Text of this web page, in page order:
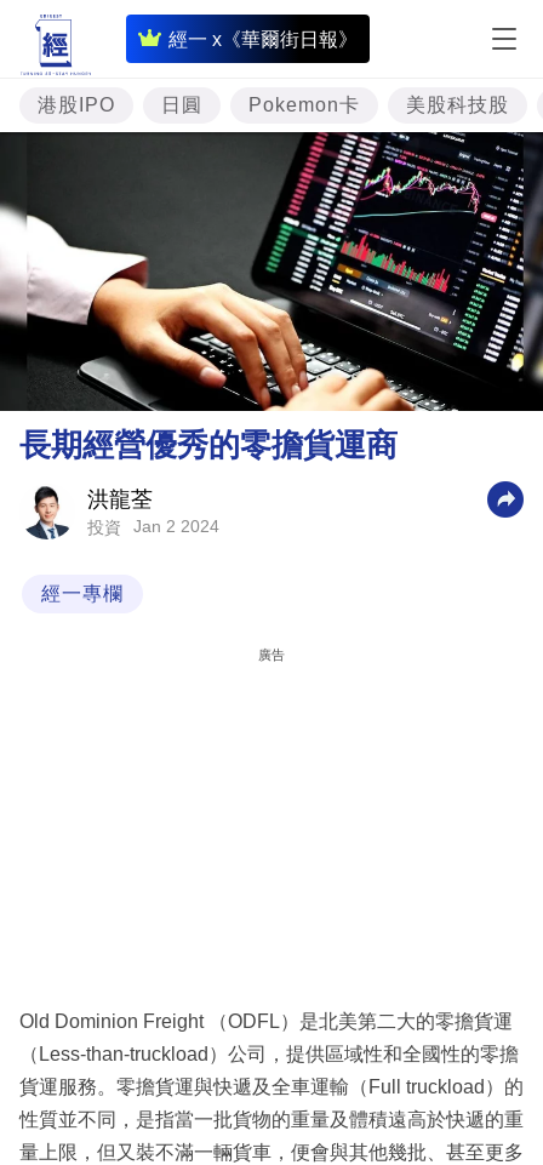
經一 x《華爾街日報》
即
時
財
經
資
樓
市
理
財
商
業
閱
專
區
港股IPO 日圓 Pokemon卡 美股科技股
長期經營優秀的零擔貨運商
洪龍荃
投資 Jan 2 2024
經一專欄
廣告
Old Dominion Freight （ODFL）是北美第二大的零擔貨運
（Less-than-truckload）公司，提供區域性和全國性的零擔
貨運服務。零擔貨運與快遞及全車運輸（Full truckload）的
性質並不同，是指當一批貨物的重量及體積遠高於快遞的重
量上限，但又裝不滿一輛貨車，便會與其他幾批、甚至更多